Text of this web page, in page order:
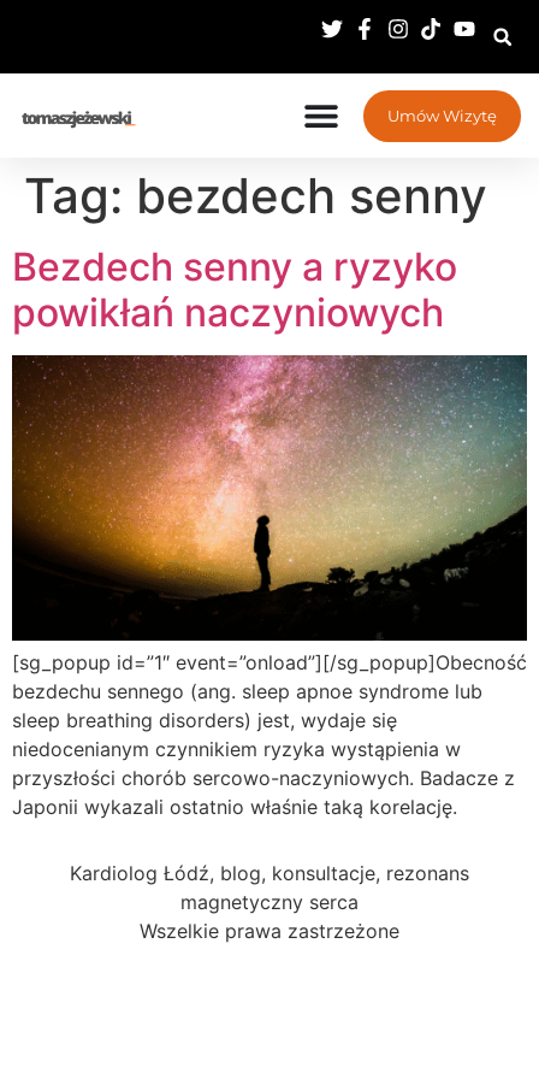
Umów Wizytę
Tag: bezdech senny
Bezdech senny a ryzyko
powikłań naczyniowych
[sg_popup id=”1″ event=”onload”][/sg_popup]Obecność
bezdechu sennego (ang. sleep apnoe syndrome lub
sleep breathing disorders) jest, wydaje się
niedocenianym czynnikiem ryzyka wystąpienia w
przyszłości chorób sercowo-naczyniowych. Badacze z
Japonii wykazali ostatnio właśnie taką korelację.
Kardiolog Łódź, blog, konsultacje, rezonans
magnetyczny serca
Wszelkie prawa zastrzeżone